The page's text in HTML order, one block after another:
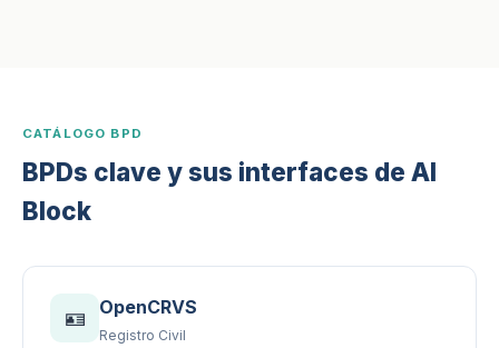
CATÁLOGO BPD
BPDs clave y sus interfaces de AI
Block
🪪 OpenCRVS
Registro Civil